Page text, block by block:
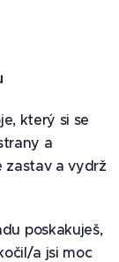
který si se
a
zastav a vydrž
poskakuješ,
a jsi moc